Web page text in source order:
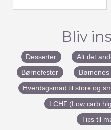
Bliv
Desserter Alt det
Børnefester
Børnenes
Hverdagsmad til store og
LCHF (Low carb
Tips til